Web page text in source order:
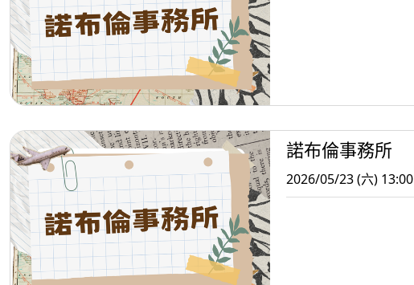
諾布倫事務所
2026/05/23 (六) 13:00